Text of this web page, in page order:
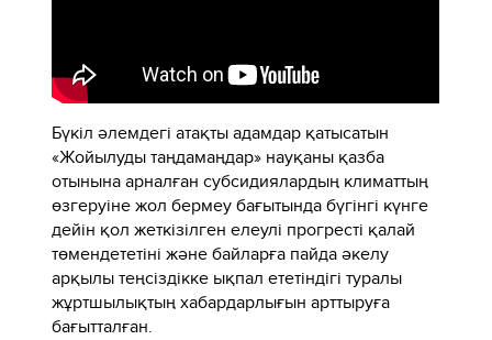
Бүкіл әлемдегі атақты адамдар қатысатын
«Жойылуды таңдамаңдар» науқаны қазба
отынына арналған субсидиялардың климаттың
өзгеруіне жол бермеу бағытында бүгінгі күнге
дейін қол жеткізілген елеулі прогресті қалай
төмендететіні және байларға пайда әкелу
арқылы теңсіздікке ықпал ететіндігі туралы
жұртшылықтың хабардарлығын арттыруға
бағытталған.